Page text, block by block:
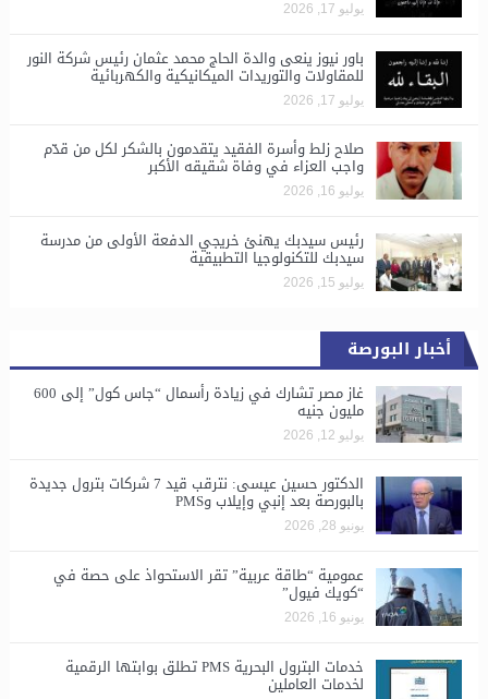
يوليو 17, 2026
باور نيوز ينعى والدة الحاج محمد عثمان رئيس شركة النور
للمقاولات والتوريدات الميكانيكية والكهربائية
يوليو 17, 2026
صلاح زلط وأسرة الفقيد يتقدمون بالشكر لكل من قدّم
واجب العزاء في وفاة شقيقه الأكبر
يوليو 16, 2026
رئيس سيدبك يهنئ خريجي الدفعة الأولى من مدرسة
سيدبك للتكنولوجيا التطبيقية
يوليو 15, 2026
أخبار البورصة
غاز مصر تشارك في زيادة رأسمال “جاس كول” إلى 600
مليون جنيه
يوليو 12, 2026
الدكتور حسين عيسى: نترقب قيد 7 شركات بترول جديدة
بالبورصة بعد إنبي وإيلاب وPMS
يونيو 28, 2026
​عمومية “طاقة عربية” تقر الاستحواذ على حصة في
“كويك فيول”
يونيو 16, 2026
خدمات البترول البحرية PMS تطلق بوابتها الرقمية
لخدمات العاملين